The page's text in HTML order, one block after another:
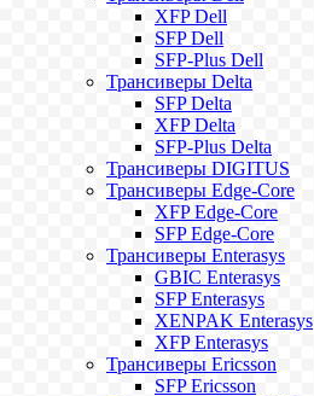
XFP Dell
SFP Dell
SFP-Plus Dell
Трансиверы Delta
SFP Delta
XFP Delta
SFP-Plus Delta
Трансиверы DIGITUS
Трансиверы Edge-Core
XFP Edge-Core
SFP Edge-Core
Трансиверы Enterasys
GBIC Enterasys
SFP Enterasys
XENPAK Enterasys
XFP Enterasys
Трансиверы Ericsson
SFP Ericsson